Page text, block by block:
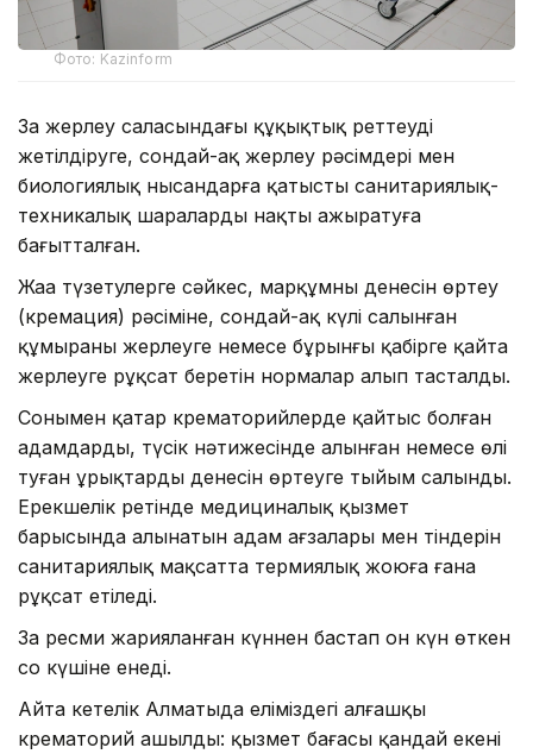
Фото: Kazinform
Заң жерлеу саласындағы құқықтық реттеуді
жетілдіруге, сондай-ақ жерлеу рәсімдері мен
биологиялық нысандарға қатысты санитариялық-
техникалық шараларды нақты ажыратуға
бағытталған.
Жаңа түзетулерге сәйкес, марқұмның денесін өртеу
(кремация) рәсіміне, сондай-ақ күлі салынған
құмыраны жерлеуге немесе бұрынғы қабірге қайта
жерлеуге рұқсат беретін нормалар алып тасталды.
Сонымен қатар крематорийлерде қайтыс болған
адамдардың, түсік нәтижесінде алынған немесе өлі
туған ұрықтардың денесін өртеуге тыйым салынды.
Ерекшелік ретінде медициналық қызмет
барысында алынатын адам ағзалары мен тіндерін
санитариялық мақсатта термиялық жоюға ғана
рұқсат етіледі.
Заң ресми жарияланған күннен бастап он күн өткен
соң күшіне енеді.
Айта кетелік Алматыда еліміздегі алғашқы
крематорий ашылды: қызмет бағасы қандай екені